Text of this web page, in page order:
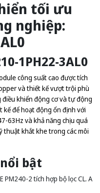
tối ưu
nghiệp:
1PH22-3AL0
công suất cao được tích
và thiết kế vượt trội phù
khiển động cơ và tự động
kế để hoạt động ổn định với
63Hz và khả năng chịu quá
thuật khắt khe trong các môi
bật
PM240-2 tích hợp bộ lọc CL. A